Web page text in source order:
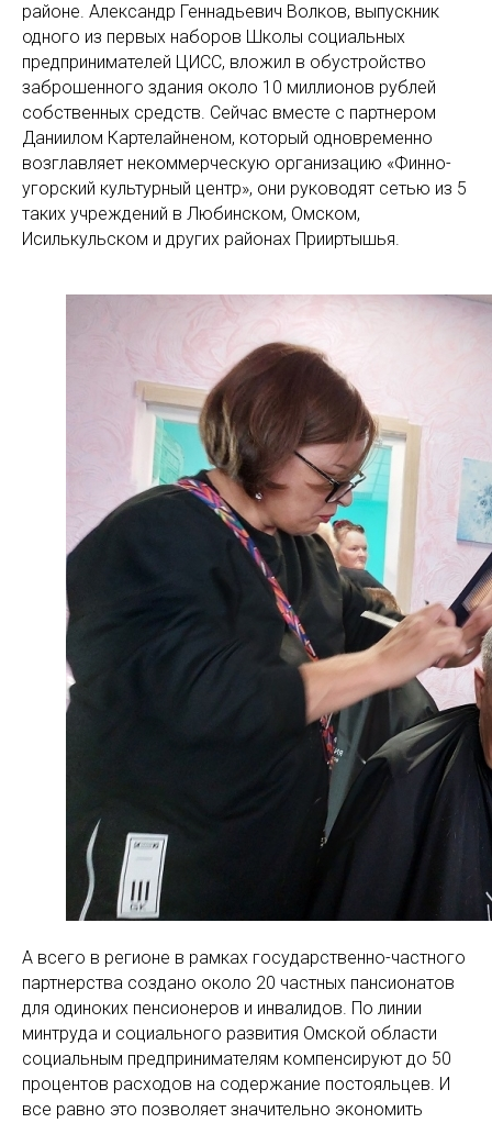
районе. Александр Геннадьевич Волков, выпускник
одного из первых наборов Школы социальных
предпринимателей ЦИСС, вложил в обустройство
заброшенного здания около 10 миллионов рублей
собственных средств. Сейчас вместе с партнером
Даниилом Картелайненом, который одновременно
возглавляет некоммерческую организацию «Финно-
угорский культурный центр», они руководят сетью из 5
таких учреждений в Любинском, Омском,
Исилькульском и других районах Прииртышья.
А всего в регионе в рамках государственно-частного
партнерства создано около 20 частных пансионатов
для одиноких пенсионеров и инвалидов. По линии
минтруда и социального развития Омской области
социальным предпринимателям компенсируют до 50
процентов расходов на содержание постояльцев. И
все равно это позволяет значительно экономить